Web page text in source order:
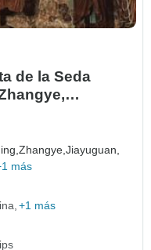
de la Seda
Zhangye,Jiayuguan,
más
+1 más